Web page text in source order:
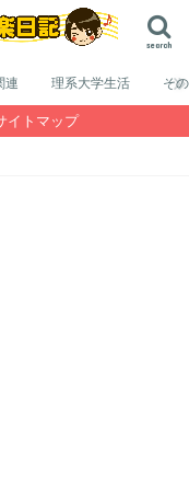
search
連 理系大学生活 そ
イトマップ